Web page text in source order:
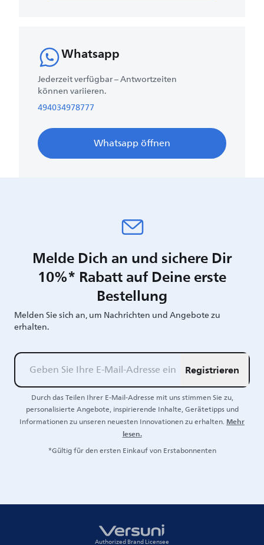
Whatsapp
Jederzeit verfügbar – Antwortzeiten
können variieren.
494034978777
Whatsapp öffnen
Melde Dich an und sichere Dir
10%* Rabatt auf Deine erste
Bestellung
Melden Sie sich an, um Nachrichten und Angebote zu
erhalten.
Registrieren
Durch das Teilen Ihrer E-Mail-Adresse mit uns stimmen Sie zu,
personalisierte Angebote, inspirierende Inhalte, Gerätetipps und
Informationen zu unseren neuesten Innovationen zu erhalten.Mehr
lesen.
*Gültig für den ersten Einkauf von Erstabonnenten
Authorized Brand Licensee